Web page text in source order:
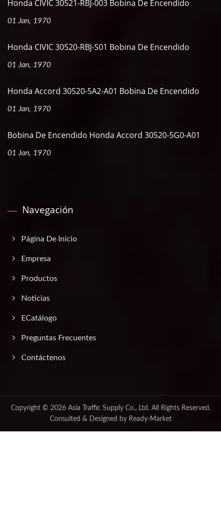
Honda CIVIC 30521-RBJ-003 Bobina De Encendido
01 Jan, 1970
Honda CIVIC 30520-RBJ-S01 Bobina De Encendido
01 Jan, 1970
Honda Accord 30520-5A2-A01 Bobina De Encendido
01 Jan, 1970
Bobina De Encendido Honda Accord 30520-5G0-A01
01 Jan, 1970
Navegación
Página De Inicio
Empresa
Productos
Noticias
ECatálogo
Preguntas Frecuentes
Contáctenos
Copyright © 2026 Asia Traffic Supply Co., Ltd.All Rights Reserved.
Consulted & Designed by Ready-Market